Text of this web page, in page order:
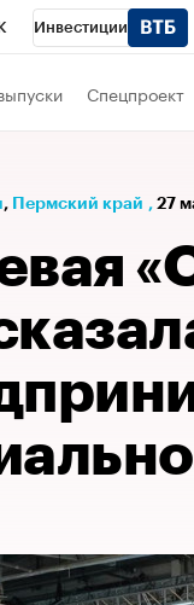
Инвестиции
Проверка контрагентов
валюты
Спецпроект
⁠, Пермский край , 27